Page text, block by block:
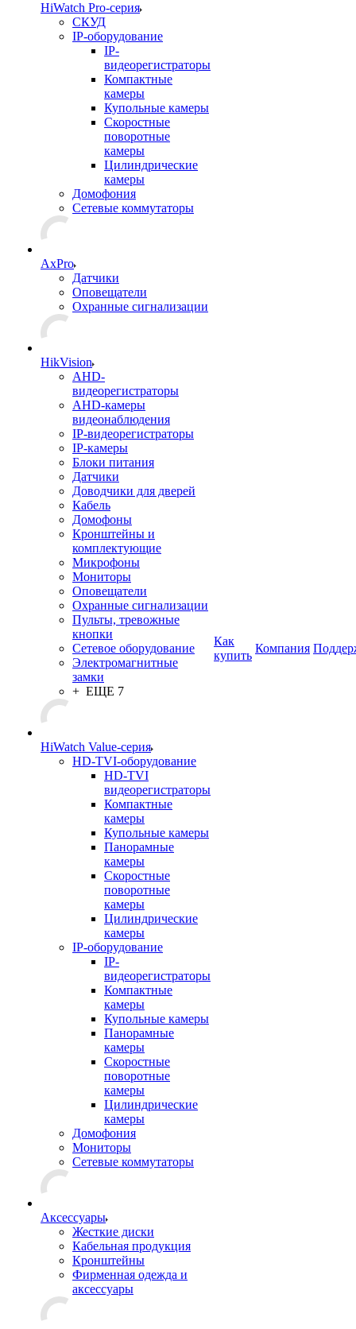
HiWatch Pro-серия
CКУД
IP-оборудование
IP-
видеорегистраторы
Компактные
камеры
Купольные камеры
Скоростные
поворотные
камеры
Цилиндрические
камеры
Домофония
Сетевые коммутаторы
AxPro
Датчики
Оповещатели
Охранные сигнализации
HikVision
AHD-
видеорегистраторы
AHD-камеры
видеонаблюдения
IP-видеорегистраторы
IP-камеры
Блоки питания
Датчики
Доводчики для дверей
Кабель
Домофоны
Кронштейны и
комплектующие
Микрофоны
Мониторы
Оповещатели
Охранные сигнализации
Пульты, тревожные
кнопки
Сетевое оборудование
Электромагнитные
замки
+ ЕЩЕ 7
HiWatch Value-серия
HD-TVI-оборудование
HD-TVI
видеорегистраторы
Компактные
камеры
Купольные камеры
Панорамные
камеры
Скоростные
поворотные
камеры
Цилиндрические
камеры
IP-оборудование
IP-
видеорегистраторы
Компактные
камеры
Купольные камеры
Панорамные
камеры
Скоростные
поворотные
камеры
Цилиндрические
камеры
Домофония
Мониторы
Сетевые коммутаторы
Аксессуары
Жесткие диски
Кабельная продукция
Кронштейны
Фирменная одежда и
аксессуары
Как
купить
Компания